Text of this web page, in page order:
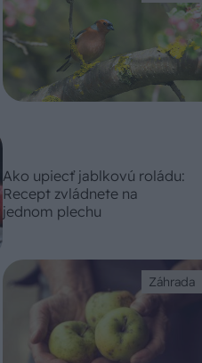
Ako upiecť jablkovú roládu:
Recept zvládnete na
jednom plechu
Záhrada